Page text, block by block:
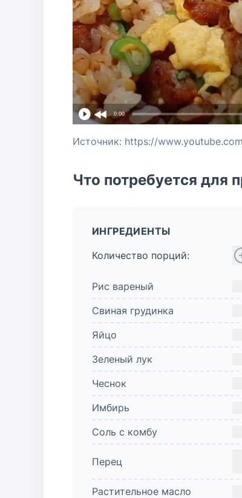
0:00
Источник: https://
Что потребуется для
ИНГРЕДИЕНТЫ
Количество порций:
Рис вареный
Свиная грудинка
Яйцо
Зеленый лук
Чеснок
Имбирь
Соль с комбу
Перец
Растительное масло